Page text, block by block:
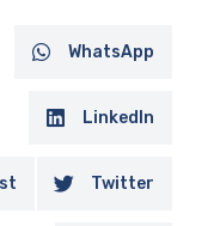
WhatsApp
LinkedIn
Twitter